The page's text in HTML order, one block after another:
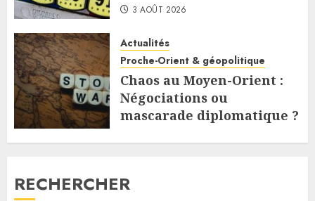
3 AOÛT 2026
Actualités
Proche-Orient & géopolitique
Chaos au Moyen-Orient :
Négociations ou
mascarade diplomatique ?
RECHERCHER